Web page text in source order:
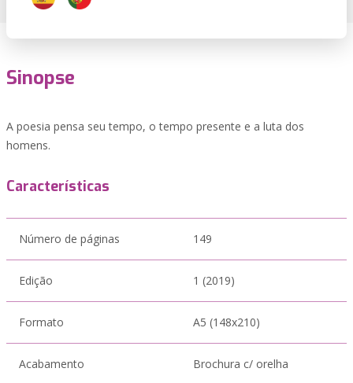
Sinopse
A poesia pensa seu tempo, o tempo presente e a luta dos
homens.
Características
Número de páginas 149
Edição 1 (2019)
Formato A5 (148x210)
Acabamento Brochura c/ orelha